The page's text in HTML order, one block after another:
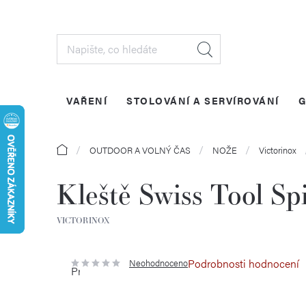
VAŘENÍ STOLOVÁNÍ A SERVÍROVÁNÍ
DomůOUTDOOR A VOLNÝ ČAS NOŽE Victorinox
Kleště Swiss Tool
VICTORINOX
Průměrné
hodnocení
NeohodnocenoPodrobnosti hodnocení